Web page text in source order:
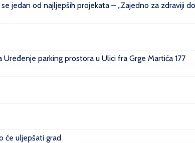
jedan od najljepših projekata – „Zajedno za zdraviji
parking prostora u Ulici fra Grge Martića 177
će uljepšati grad